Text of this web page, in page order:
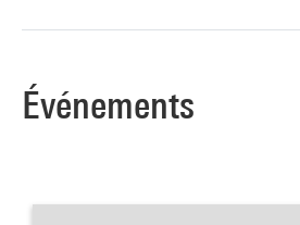
Événements